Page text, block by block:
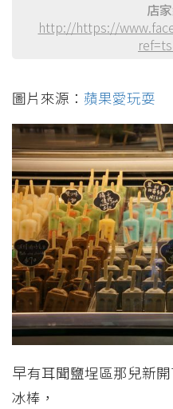
店
http://https://
圖片來源： 蘋果愛玩耍
早有耳聞鹽埕區那兒新
冰棒，